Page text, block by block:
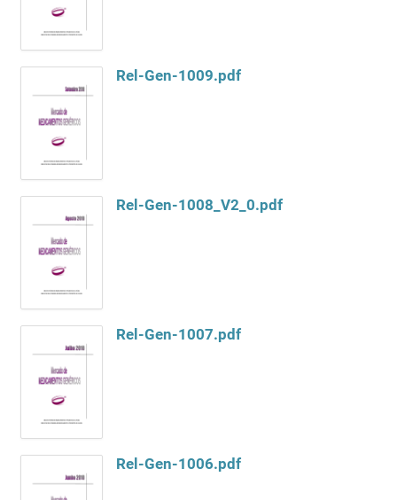
Rel-Gen-1009.pdf
Rel-Gen-1008_V2_0.pdf
Rel-Gen-1007.pdf
Rel-Gen-1006.pdf